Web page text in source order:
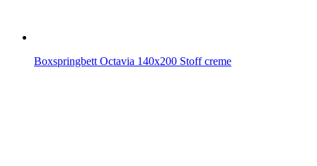
Boxspringbett Octavia 140x200 Stoff creme